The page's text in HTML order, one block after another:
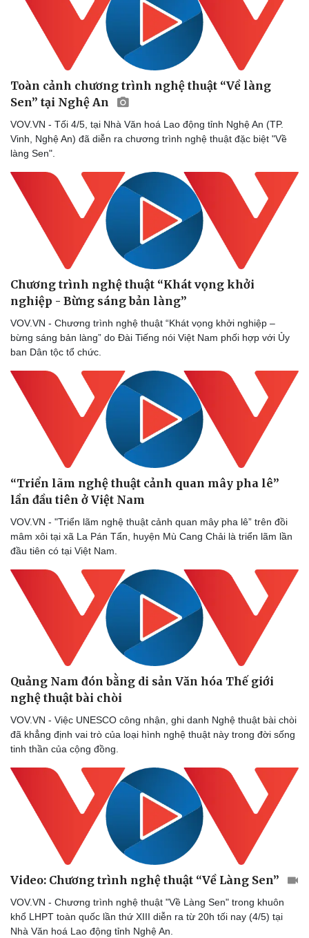
Doanh nghiệp
Thông tin doanh nghiệp
Doanh nghiệp 24h
Doanh nhân
Vì cộng đồng
Công nghệ
Sành điệu
Tin Công nghệ
Trải nghiệm
Chuyển đổi số
Toàn cảnh chương trình nghệ thuật “Về làng
Sen” tại Nghệ An
VOV.VN - Tối 4/5, tại Nhà Văn hoá Lao động tỉnh Nghệ An (TP.
Vinh, Nghệ An) đã diễn ra chương trình nghệ thuật đặc biệt "Về
làng Sen".
Chương trình nghệ thuật “Khát vọng khởi
nghiệp - Bừng sáng bản làng”
VOV.VN - Chương trình nghệ thuật “Khát vọng khởi nghiệp –
bừng sáng bản làng” do Đài Tiếng nói Việt Nam phối hợp với Ủy
ban Dân tộc tổ chức.
“Triển lãm nghệ thuật cảnh quan mây pha lê” ​
lần đầu tiên ở Việt Nam
VOV.VN - "Triển lãm nghệ thuật cảnh quan mây pha lê” trên đồi
mâm xôi tại xã La Pán Tẩn, huyện Mù Cang Chải là triển lãm lần
đầu tiên có tại Việt Nam.
Quảng Nam đón bằng di sản Văn hóa Thế giới
nghệ thuật bài chòi
VOV.VN - Việc UNESCO công nhận, ghi danh Nghệ thuật bài chòi
đã khẳng định vai trò của loại hình nghệ thuật này trong đời sống
tinh thần của cộng đồng.
Video: Chương trình nghệ thuật “Về Làng Sen”
VOV.VN - Chương trình nghệ thuật "Về Làng Sen" trong khuôn
khổ LHPT toàn quốc lần thứ XIII diễn ra từ 20h tối nay (4/5) tại
Nhà Văn hoá Lao động tỉnh Nghệ An.